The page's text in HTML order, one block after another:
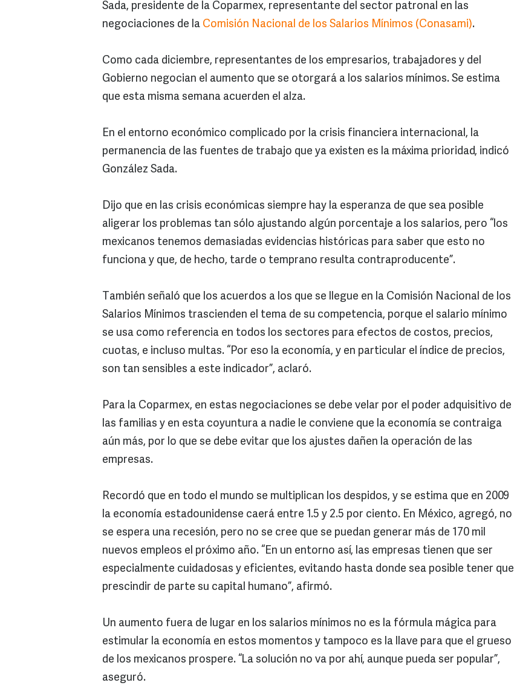
Sada, presidente de la Coparmex, representante del sector patronal en las
negociaciones de la Comisión Nacional de los Salarios Mínimos (Conasami).
Como cada diciembre, representantes de los empresarios, trabajadores y del
Gobierno negocian el aumento que se otorgará a los salarios mínimos. Se estima
que esta misma semana acuerden el alza.
En el entorno económico complicado por la crisis financiera internacional, la
permanencia de las fuentes de trabajo que ya existen es la máxima prioridad, indicó
González Sada.
Dijo que en las crisis económicas siempre hay la esperanza de que sea posible
aligerar los problemas tan sólo ajustando algún porcentaje a los salarios, pero “los
mexicanos tenemos demasiadas evidencias históricas para saber que esto no
funciona y que, de hecho, tarde o temprano resulta contraproducente”.
También señaló que los acuerdos a los que se llegue en la Comisión Nacional de los
Salarios Mínimos trascienden el tema de su competencia, porque el salario mínimo
se usa como referencia en todos los sectores para efectos de costos, precios,
cuotas, e incluso multas. “Por eso la economía, y en particular el índice de precios,
son tan sensibles a este indicador”, aclaró.
Para la Coparmex, en estas negociaciones se debe velar por el poder adquisitivo de
las familias y en esta coyuntura a nadie le conviene que la economía se contraiga
aún más, por lo que se debe evitar que los ajustes dañen la operación de las
empresas.
Recordó que en todo el mundo se multiplican los despidos, y se estima que en 2009
la economía estadounidense caerá entre 1.5 y 2.5 por ciento. En México, agregó, no
se espera una recesión, pero no se cree que se puedan generar más de 170 mil
nuevos empleos el próximo año. “En un entorno así, las empresas tienen que ser
especialmente cuidadosas y eficientes, evitando hasta donde sea posible tener que
prescindir de parte su capital humano”, afirmó.
Un aumento fuera de lugar en los salarios mínimos no es la fórmula mágica para
estimular la economía en estos momentos y tampoco es la llave para que el grueso
de los mexicanos prospere. “La solución no va por ahí, aunque pueda ser popular”,
aseguró.